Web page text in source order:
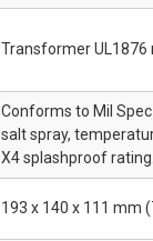
Transformer UL1876
Conforms to Mil
salt spray,
X4 splashproof rating.
193 x 140 x 111 mm